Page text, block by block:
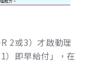
2或3）才啟動理
）即早給付」，在